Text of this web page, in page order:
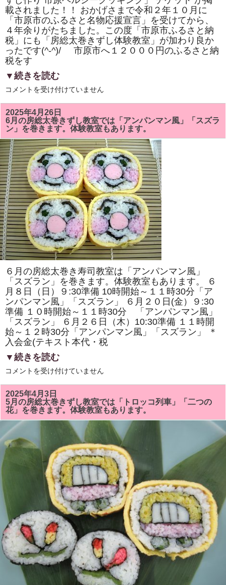
き
ま
し
た！！
は
載されました！！ おかげさまで令和２年１０月に
「市原市のふるさと名物応援宣言」を受けてから、
４年余りがたちました。この度「市原市ふるさと納
税」にも「房総太巻きずし体験教室」が加わり良か
ったです(^-^)/ 市原市へ１２０００円のふるさと納
税をす
▼続きを読む
市
市
「ふ
る
さ
と
納
税」
に
「株
式
会
社
サ
ン
パ
ー
ク・
市
原
ヘ
ル
シ
ー
ク
ッ
キ
ン
グ・
房
総
太
巻
き
寿
司
験」
掲
さ
れ
ま
し
た！！
は
コメントを受け付けていません
2025年4月26日
6月の房総太巻きずし教室では「アンパンマン風」「スズラ
ン」を巻きます。体験教室もあります。
６月の房総太巻き寿司教室は「アンパンマン風」
「スズラン」を巻きます。体験教室もあります。 ６
月８日（日）９:30準備 10時開始～１１時30分「ア
ンパンマン風」「スズラン」 ６月２０日(金）９:30
準備 １０時開始～１１時30分 「アンパンマン風」
「スズラン」 ６月２６日（木）10:30準備 １１時開
始～１２時30分「アンパンマン風」「スズラン」 ＊
入会金(テキスト本代・税
▼続きを読む
6
の
房
総
太
巻
き
ず
し
教
室
で
マ
ン
風」
「ス
ズ
ラ
ン」
を
巻
き
コメントを受け付けていません
2025年4月3日
5月の房総太巻きずし教室では「トロッコ列車」「二つの
花」を巻きます。体験教室もあります。